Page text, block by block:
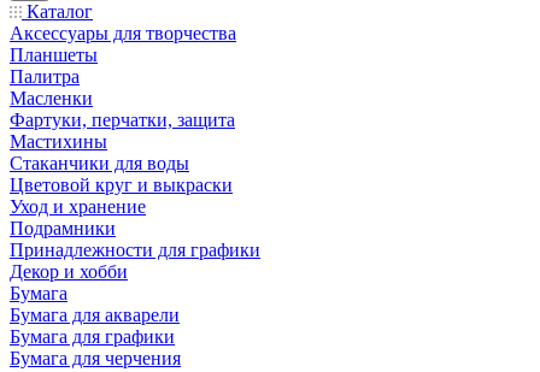
Каталог
Аксессуары для творчества
Планшеты
Палитра
Масленки
Фартуки, перчатки, защита
Мастихины
Стаканчики для воды
Цветовой круг и выкраски
Уход и хранение
Подрамники
Принадлежности для графики
Декор и хобби
Бумага
Бумага для акварели
Бумага для графики
Бумага для черчения